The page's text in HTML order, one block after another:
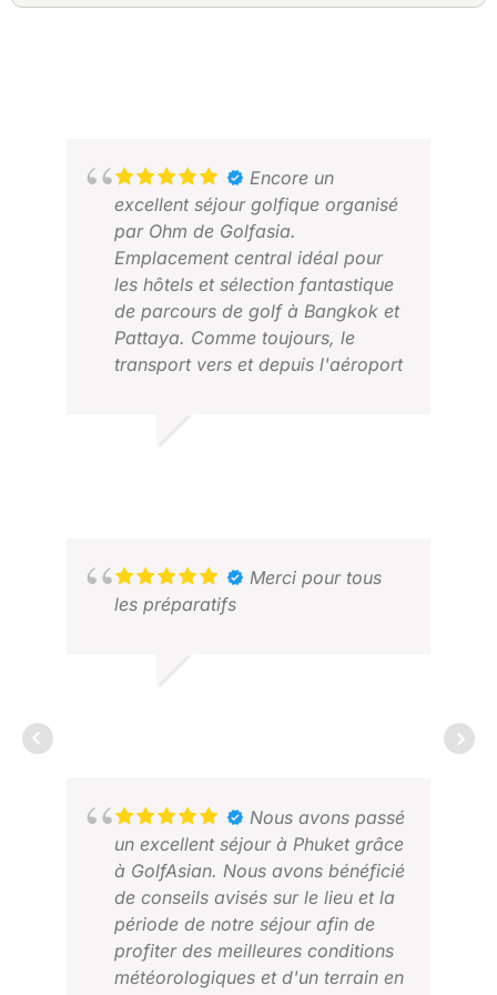
Encore un
excellent séjour golfique organisé
par Ohm de Golfasia.
Emplacement central idéal pour
les hôtels et sélection fantastique
de parcours de golf à Bangkok et
Pattaya. Comme toujours, le
transport vers et depuis l'aéroport
nous avons ajouté des vacances
pendant cette période.
Excellent service ... Je
Merci pour tous
les préparatifs
Nous avons passé
un excellent séjour à Phuket grâce
à GolfAsian. Nous avons bénéficié
de conseils avisés sur le lieu et la
période de notre séjour afin de
profiter des meilleures conditions
météorologiques et d'un terrain en